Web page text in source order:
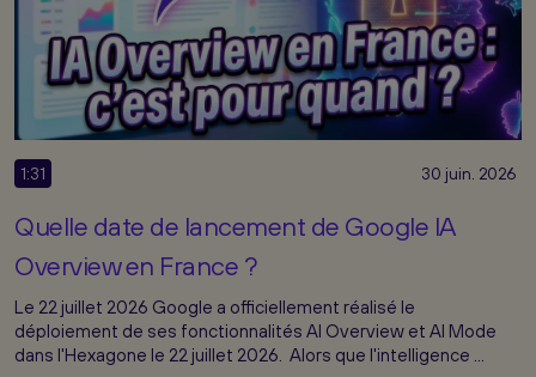
1:31 30 juin. 2026
Quelle date de lancement de Google IA
Overview en France ?
Le 22 juillet 2026 Google a officiellement réalisé le
déploiement de ses fonctionnalités AI Overview et AI Mode
dans l'Hexagone le 22 juillet 2026. Alors que l'intelligence ...